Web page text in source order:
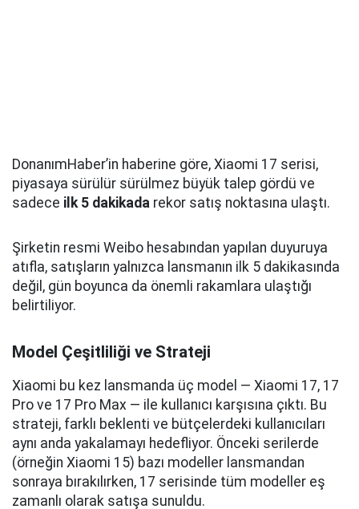
DonanımHaber’in haberine göre, Xiaomi 17 serisi,
piyasaya sürülür sürülmez büyük talep gördü ve
sadece ilk 5 dakikada rekor satış noktasına ulaştı.
Şirketin resmi Weibo hesabından yapılan duyuruya
atıfla, satışların yalnızca lansmanın ilk 5 dakikasında
değil, gün boyunca da önemli rakamlara ulaştığı
belirtiliyor.
Model Çeşitliliği ve Strateji
Xiaomi bu kez lansmanda üç model — Xiaomi 17, 17
Pro ve 17 Pro Max — ile kullanıcı karşısına çıktı. Bu
strateji, farklı beklenti ve bütçelerdeki kullanıcıları
aynı anda yakalamayı hedefliyor. Önceki serilerde
(örneğin Xiaomi 15) bazı modeller lansmandan
sonraya bırakılırken, 17 serisinde tüm modeller eş
zamanlı olarak satışa sunuldu.